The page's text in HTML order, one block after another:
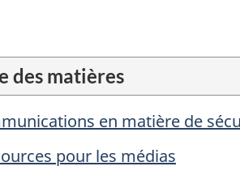
des matières
en matière de
pour les médias